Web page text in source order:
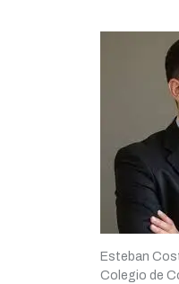
Esteban
Colegio de